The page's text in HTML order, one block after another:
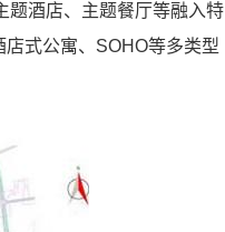
题酒店、主题餐厅等融入特
式公寓、SOHO等多类型